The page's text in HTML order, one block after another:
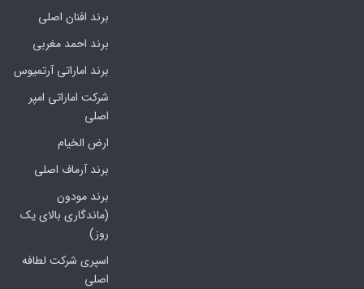
برند افنان اصلی
برند احمد مغربی
برند اماراتی آرتمیوس
شرکت اماراتی امپر
اصلی
ارض الخیام
برند آرماف اصلی
برند مودون
(ماندگاری بالای یک
روز)
اسپری شرکت لطافه
اصلی